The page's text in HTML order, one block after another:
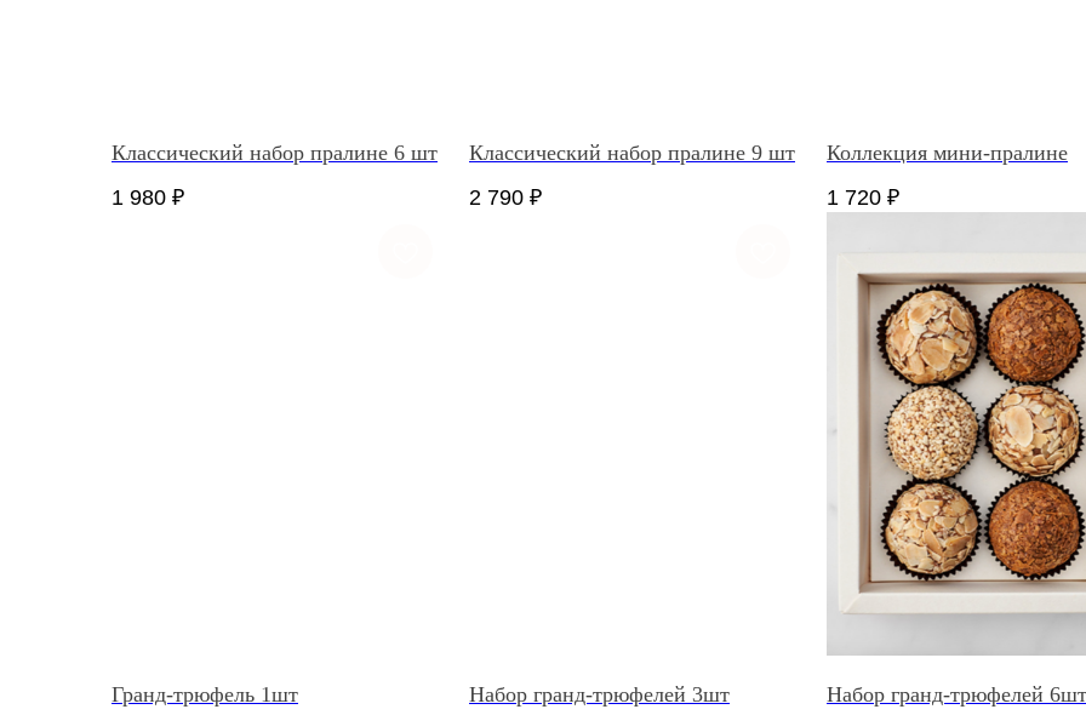
Классический набор пралине 6 шт
1 980 ₽
Классический набор пралине 9 шт
2 790 ₽
Коллекция мини-пралине
1 720 ₽
Гранд-трюфель 1шт
Набор гранд-трюфелей 3шт
Набор гранд-трюфелей 6шт